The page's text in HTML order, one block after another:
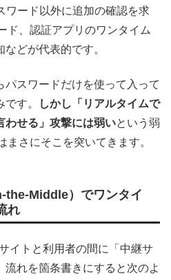
ワード以外に追加の確認を求
ド、認証アプリのワンタイム
どが代表的です。
パスワードだけを使って入って
す。
しかし「リアルタイムで
わせる」攻撃には弱いという弱
さにそこを突いてきます。
Middle）でワンタイ
れ
イトと利用者の間に「中継サ
流れを箇条書きにすると次のよ